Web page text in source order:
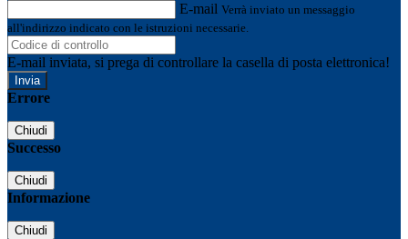
E-mail Verrà inviato un messaggio
all'indirizzo indicato con le istruzioni necessarie.
E-mail inviata, si prega di controllare la casella di posta elettronica!
Errore
Chiudi
Successo
Chiudi
Informazione
Chiudi